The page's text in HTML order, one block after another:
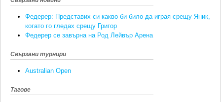
Федерер: Представих си какво би било да играя срещу Яник,
когато го гледах срещу Григор
Федерер се завърна на Род Лейвър Арена
Свързани турнири
Australian Open
Тагове